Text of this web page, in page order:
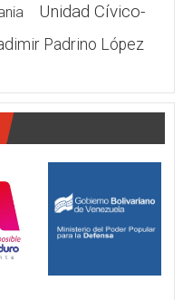
Unidad Cívico-
Padrino López